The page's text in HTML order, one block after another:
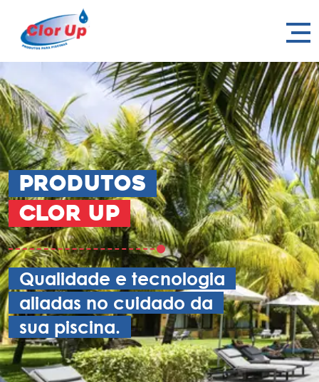
Produtos
Clor Up
Qualidade e tecnologia
aliadas no cuidado da
sua piscina.